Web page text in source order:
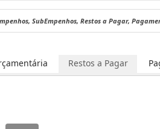
SubEmpenhos, Restos a Pagar,
Restos a Pagar